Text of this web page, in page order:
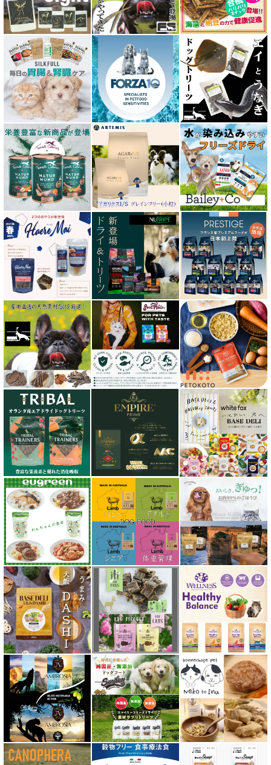
エーワン AWAN DOG FOOD
エーにゃん Anyan 猫用おやつ
エクイリブリア EQUILIBRIA
エンパイア EMPIRE
オージー ラム プラス Aussie Lamb Plus
カントリーロード Country Roads
キアオラ kiaora
キャノフィラ
グリーンフィッシュ GreenFish
ケリーアンドコー Kelly＆Co’s
サンデーペッツ Sunday Pets
サンユー研究所
シェフ SHEF
シグネチャー７（Signature7）正規輸入品
シシア Schesir
獣医さん推奨シリーズ
シルクフル SILKFULL
ジーランディア Zealandia
スマイリー Smiley
ソウルメイト SoulMate
ソリッドゴールド Solid Gold
ディアブロ（Deer Blow）
テラカニス TerraCanis
テラフェリス TerraFelis
テラカニス ハーバルヒーローズ
トライバル TRIBAL
ナチュラルコード NATURAL CODE
ナチュラルハーベスト Natural Harvest